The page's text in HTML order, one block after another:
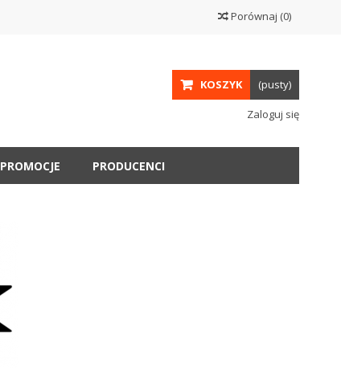
Porównaj (0)
KOSZYK (pusty)
Zaloguj się
PROMOCJE PRODUCENCI